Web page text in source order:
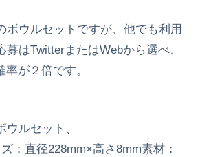
ボウルセットですが、他でも利用
はTwitterまたはWebから選べ、
が２倍です。
ルセット、
：直径228mm×高さ8mm素材：